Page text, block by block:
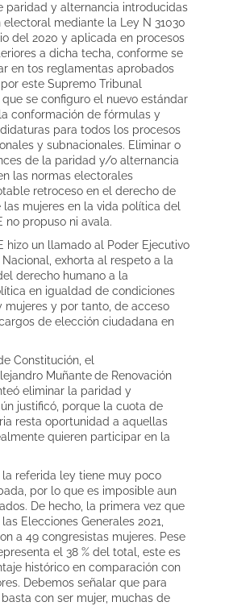
paridad y alternancia introducidas
mediante la Ley N 31030
del 2020 y aplicada en procesos
a dicha techa, conforme se
en tos reglamentas aprobados
este Supremo Tribunal
que se configuro el nuevo estándar
conformación de fórmulas y
para todos los procesos
y subnacionales. Eliminar o
de la paridad y/o alternancia
las normas electorales
retroceso en el derecho de
mujeres en la vida política del
no propuso ni avala.
hizo un llamado al Poder Ejecutivo
exhorta al respeto a la
derecho humano a la
en igualdad de condiciones
mujeres y por tanto, de acceso
de elección ciudadana en
Constitución, el
Muñantede Renovación
eliminar la paridad y
justificó, porque la cuota de
resta oportunidad a aquellas
quieren participar en la
la referida ley tiene muy poco
por lo que es imposible aun
De hecho, la primera vez que
Elecciones Generales 2021,
a 49 congresistas mujeres. Pese
el 38 % del total, este es
histórico en comparación con
Debemos señalar que para
con ser mujer, muchas de